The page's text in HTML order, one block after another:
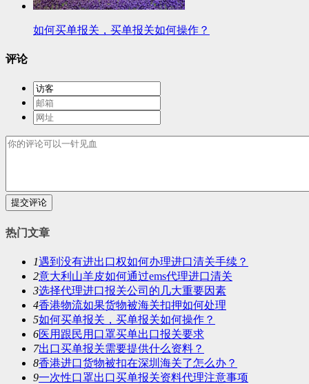
如何买单报关，买单报关如何操作？
评论
提交评论
热门文章
1遇到没有进出口权如何办理进口清关手续？
2意大利山羊皮如何通过ems代理进口清关
3选择代理进口报关公司的几大重要因素
4香港物流如果货物被海关扣押如何处理
5如何买单报关，买单报关如何操作？
6医用跟民用口罩买单出口报关要求
7出口买单报关需要提供什么资料？
8香港进口货物被扣在深圳海关了怎么办？
9一次性口罩出口买单报关资料代理注意事项